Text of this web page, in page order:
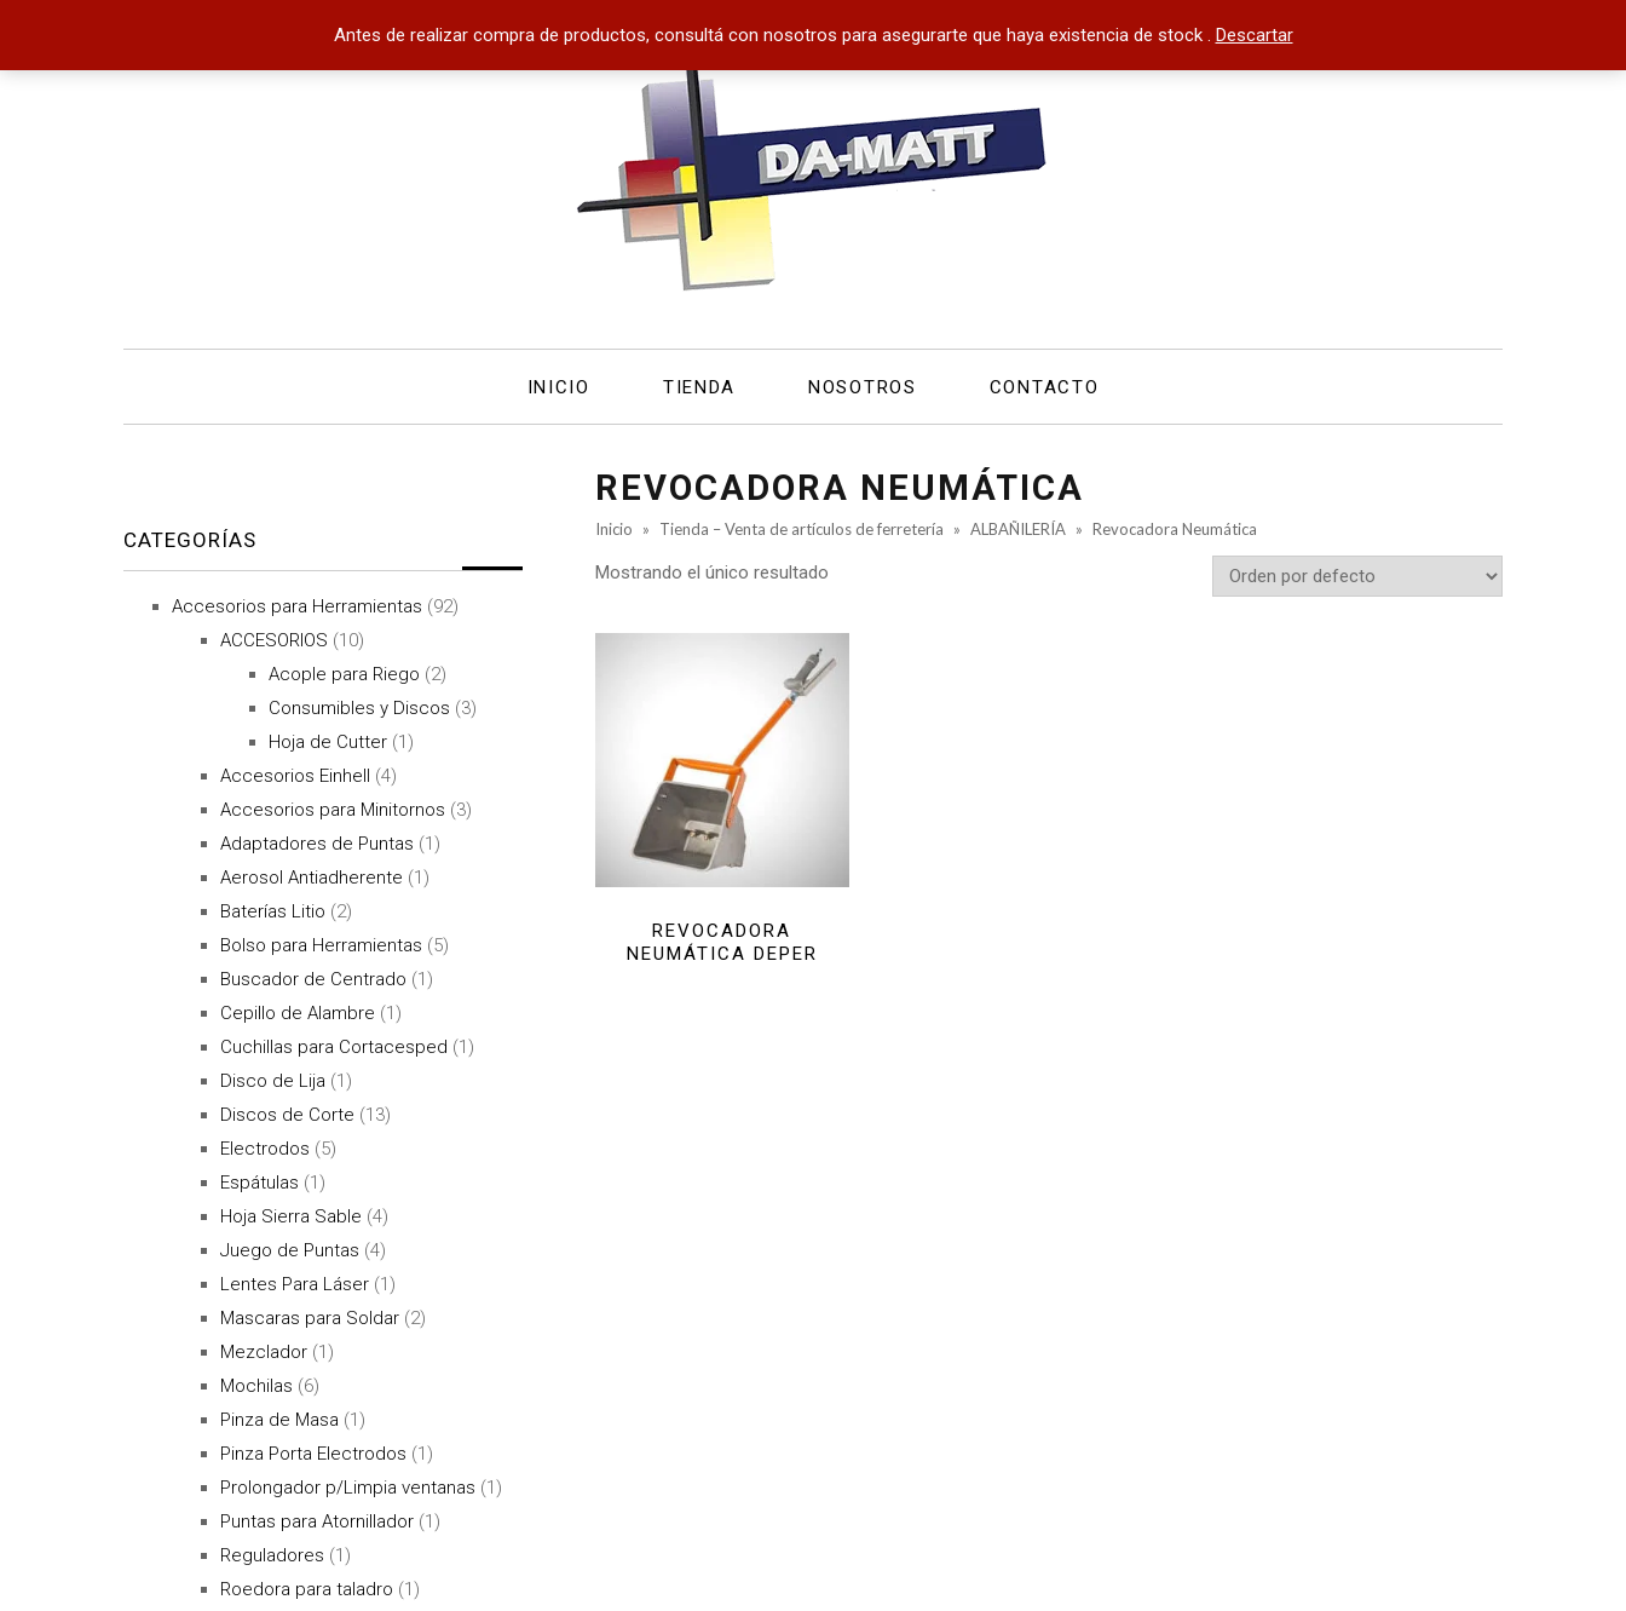
Antes de realizar compra de productos, consultá con nosotros para asegurarte que haya existencia de stock . Descartar
INICIO TIENDA NOSOTROS CONTACTO
REVOCADORA NEUMÁTICA
Inicio » Tienda – Venta de artículos de ferretería » ALBAÑILERÍA » Revocadora Neumática
Mostrando el único resultado
REVOCADORA
NEUMÁTICA DEPER
CATEGORÍAS
Accesorios para Herramientas (92)
ACCESORIOS (10)
Acople para Riego (2)
Consumibles y Discos (3)
Hoja de Cutter (1)
Accesorios Einhell (4)
Accesorios para Minitornos (3)
Adaptadores de Puntas (1)
Aerosol Antiadherente (1)
Baterías Litio (2)
Bolso para Herramientas (5)
Buscador de Centrado (1)
Cepillo de Alambre (1)
Cuchillas para Cortacesped (1)
Disco de Lija (1)
Discos de Corte (13)
Electrodos (5)
Espátulas (1)
Hoja Sierra Sable (4)
Juego de Puntas (4)
Lentes Para Láser (1)
Mascaras para Soldar (2)
Mezclador (1)
Mochilas (6)
Pinza de Masa (1)
Pinza Porta Electrodos (1)
Prolongador p/Limpia ventanas (1)
Puntas para Atornillador (1)
Reguladores (1)
Roedora para taladro (1)